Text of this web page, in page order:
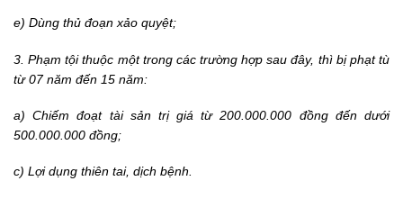
e) Dùng thủ đoạn xảo quyệt;
3. Phạm tội thuộc một trong các trường hợp sau đây, thì bị phạt tù
từ 07 năm đến 15 năm:
a) Chiếm đoạt tài sản trị giá từ 200.000.000 đồng đến dưới
500.000.000 đồng;
c) Lợi dụng thiên tai, dịch bệnh.